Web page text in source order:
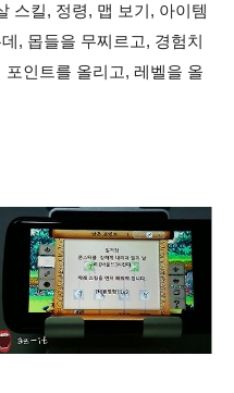
스킬, 정령, 맵 보기, 아이템
, 몹들을 무찌르고, 경험치
인트를 올리고, 레벨을 올